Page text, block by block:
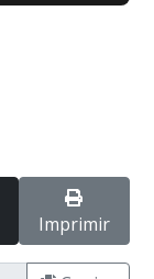
Imprimir